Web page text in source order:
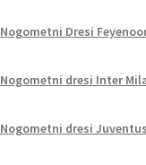
Nogometni Dresi
Nogometni dresi Inter
Nogometni dresi Juventus